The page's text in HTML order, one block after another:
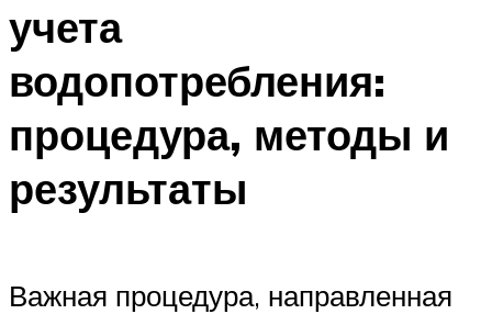
учета
водопотребления:
процедура, методы и
результаты
Важная процедура, направленная